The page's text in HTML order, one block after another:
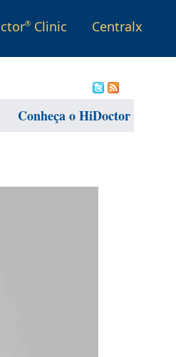
® Clinic Centralx
Conheça o HiDoctor